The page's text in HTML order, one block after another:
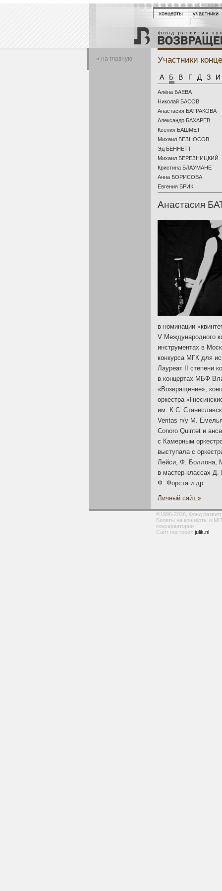
концерты участники
« на главную Участники
А Б В Г Д З И
Алёна БАЕВА
Николай БАСОВ
Анастасия БАТРАКОВА
Александр БАХАРЕВ
Ксения БАШМЕТ
Михаил БЕЗНОСОВ
Эд БЕННЕТТ
Михаил БЕРЕЗНИЦКИЙ
Кристина БЛАУМАНЕ
Анна БОРИСОВА
Евгения БРИК
Анастасия
в номинации
V Международного
инструментах в
конкурса МГК для
Лауреат II степени
в концертах МБФ
«Возвращение»,
оркестра
им. К.С.
Veritas п/у М.
Conoro Quintet и
с Камерным
выступала с
Лейси, Ф. Боллона,
в мастер-классах Д.
Ф. Форста и др.
Личный сайт »
©1996-2026, Фонд
Билеты на концерты в
консерватории
Сайт построил julik.nl